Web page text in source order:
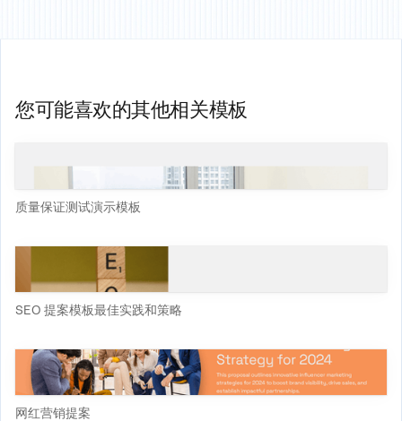
您可能喜欢的其他相关模板
质量保证测试演示模板
SEO 提案模板最佳实践和策略
网红营销提案